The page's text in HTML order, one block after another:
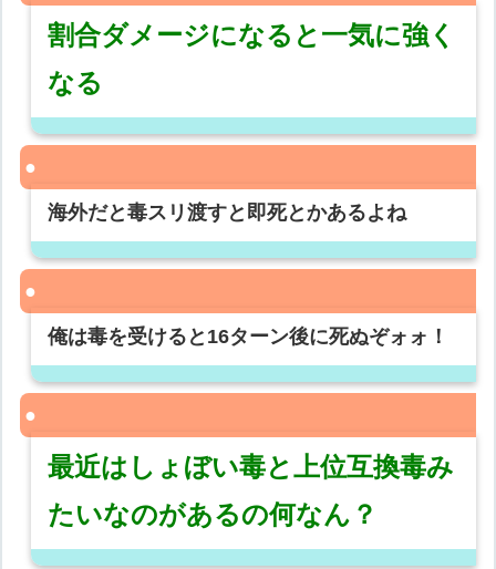
割合ダメージになると一気に強く
なる
海外だと毒スリ渡すと即死とかあるよね
俺は毒を受けると16ターン後に死ぬぞォォ！
最近はしょぼい毒と上位互換毒み
たいなのがあるの何なん？